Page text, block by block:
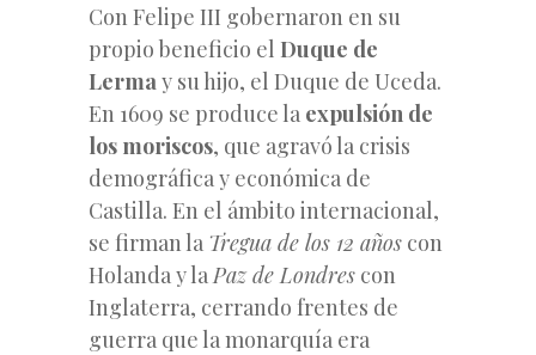
Con Felipe III gobernaron en su
propio beneficio el Duque de
Lermay su hijo, el Duque de Uceda.
En 1609 se produce la expulsión de
los moriscos, que agravó la crisis
demográfica y económica de
Castilla. En el ámbito internacional,
se firman la Tregua de los 12 años con
Holanda y laPaz de Londres con
Inglaterra, cerrando frentes de
guerra que la monarquía era